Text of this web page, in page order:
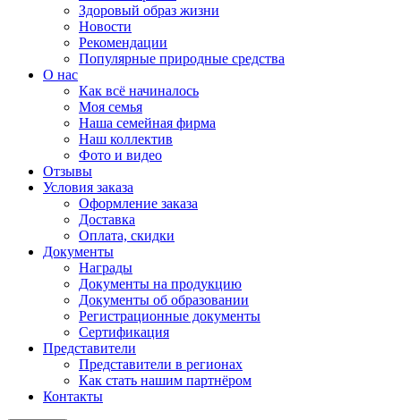
Здоровый образ жизни
Новости
Рекомендации
Популярные природные средства
О нас
Как всё начиналось
Моя семья
Наша семейная фирма
Наш коллектив
Фото и видео
Отзывы
Условия заказа
Оформление заказа
Доставка
Оплата, скидки
Документы
Награды
Документы на продукцию
Документы об образовании
Регистрационные документы
Сертификация
Представители
Представители в регионах
Как стать нашим партнёром
Контакты